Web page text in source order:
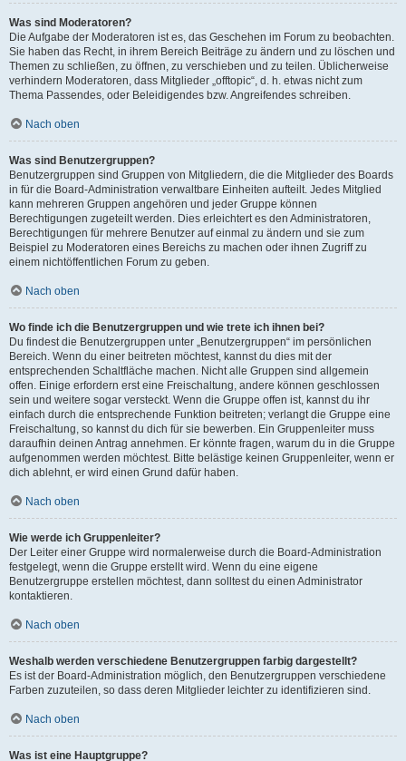
Was sind Moderatoren?
Die Aufgabe der Moderatoren ist es, das Geschehen im Forum zu beobachten.
Sie haben das Recht, in ihrem Bereich Beiträge zu ändern und zu löschen und
Themen zu schließen, zu öffnen, zu verschieben und zu teilen. Üblicherweise
verhindern Moderatoren, dass Mitglieder „offtopic“, d. h. etwas nicht zum
Thema Passendes, oder Beleidigendes bzw. Angreifendes schreiben.
Nach oben
Was sind Benutzergruppen?
Benutzergruppen sind Gruppen von Mitgliedern, die die Mitglieder des Boards
in für die Board-Administration verwaltbare Einheiten aufteilt. Jedes Mitglied
kann mehreren Gruppen angehören und jeder Gruppe können
Berechtigungen zugeteilt werden. Dies erleichtert es den Administratoren,
Berechtigungen für mehrere Benutzer auf einmal zu ändern und sie zum
Beispiel zu Moderatoren eines Bereichs zu machen oder ihnen Zugriff zu
einem nichtöffentlichen Forum zu geben.
Nach oben
Wo finde ich die Benutzergruppen und wie trete ich ihnen bei?
Du findest die Benutzergruppen unter „Benutzergruppen“ im persönlichen
Bereich. Wenn du einer beitreten möchtest, kannst du dies mit der
entsprechenden Schaltfläche machen. Nicht alle Gruppen sind allgemein
offen. Einige erfordern erst eine Freischaltung, andere können geschlossen
sein und weitere sogar versteckt. Wenn die Gruppe offen ist, kannst du ihr
einfach durch die entsprechende Funktion beitreten; verlangt die Gruppe eine
Freischaltung, so kannst du dich für sie bewerben. Ein Gruppenleiter muss
daraufhin deinen Antrag annehmen. Er könnte fragen, warum du in die Gruppe
aufgenommen werden möchtest. Bitte belästige keinen Gruppenleiter, wenn er
dich ablehnt, er wird einen Grund dafür haben.
Nach oben
Wie werde ich Gruppenleiter?
Der Leiter einer Gruppe wird normalerweise durch die Board-Administration
festgelegt, wenn die Gruppe erstellt wird. Wenn du eine eigene
Benutzergruppe erstellen möchtest, dann solltest du einen Administrator
kontaktieren.
Nach oben
Weshalb werden verschiedene Benutzergruppen farbig dargestellt?
Es ist der Board-Administration möglich, den Benutzergruppen verschiedene
Farben zuzuteilen, so dass deren Mitglieder leichter zu identifizieren sind.
Nach oben
Was ist eine Hauptgruppe?